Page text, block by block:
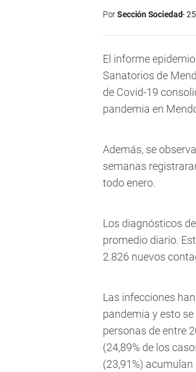
PorSección Sociedad
El informe
Sanatorios de
de Covid-19
pandemia en
Además, se
semanas
todo enero.
Los diagnósticos
promedio diario.
2.826 nuevos
Las infecciones
pandemia y esto
personas de entre
(24,89% de los
(23,91%)